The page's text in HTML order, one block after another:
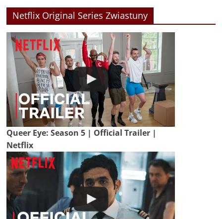
Netflix Original Series Zwiastuny
Queer Eye: Season 5 | Official Trailer |
Netflix